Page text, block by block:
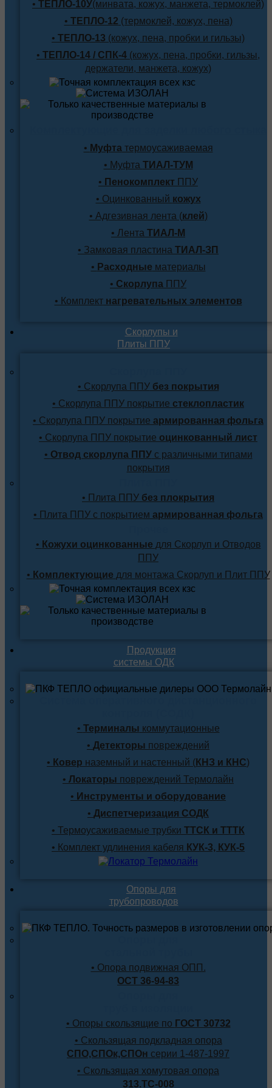
• ТЕПЛО-10У(минвата, кожух, манжета, термоклей)
• ТЕПЛО-12 (термоклей, кожух, пена)
• ТЕПЛО-13 (кожух, пена, пробки и гильзы)
• ТЕПЛО-14 / СПК-4 (кожух, пена, пробки, гильзы,
держатели, манжета, кожух)
• Муфтатермоусаживаемая
• Муфта ТИАЛ-ТУМ
• Пенокомплект ППУ
• Оцинкованный кожух
• Адгезивная лента (клей)
• Лента ТИАЛ-М
• Замковая пластина ТИАЛ-ЗП
• Расходные материалы
• Скорлупа ППУ
• Комплектнагревательных элементов
Скорлупы и
Плиты ППУ
• Скорлупа ППУбез покрытия
• Скорлупа ППУ покрытие стеклопластик
• Скорлупа ППУ покрытие армированная фольга
• Скорлупа ППУ покрытие оцинкованный лист
• Отвод скорлупа ППУс различными типами
покрытия
• Плита ППУ без плокрытия
• Плита ППУ с покрытием армированная фольга
• Кожухи оцинкованные для Скорлуп и Отводов
ППУ
• Комплектующие для монтажа Скорлуп и Плит ППУ
Продукция
системы ОДК
• Терминалы коммутационные
• Детекторы повреждений
• Ковер наземный и настенный (КНЗ и КНС)
• Локаторы повреждений Термолайн
• Инструменты и оборудование
• Диспетчеризация СОДК
• Термоусаживаемые трубки ТТСК и ТТТК
• Комплект удлинения кабеля КУК-3, КУК-5
Опоры для
трубопроводов
• Опора подвижная ОПП.
ОСТ 36-94-83
• Опоры скользящие по ГОСТ 30732
• Скользящая подкладная опора
СПО,СПОк,СПОн серии 1-487-1997
• Скользящая хомутовая опора
313.ТС-008